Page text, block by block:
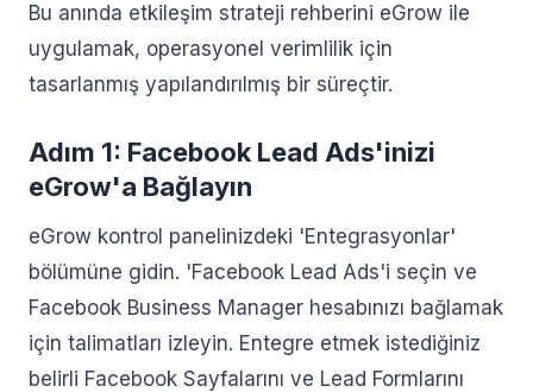
Bu anında etkileşim strateji rehberini eGrow ile
uygulamak, operasyonel verimlilik için
tasarlanmış yapılandırılmış bir süreçtir.
Adım 1: Facebook Lead Ads'inizi
eGrow'a Bağlayın
eGrow kontrol panelinizdeki 'Entegrasyonlar'
bölümüne gidin. 'Facebook Lead Ads'i seçin ve
Facebook Business Manager hesabınızı bağlamak
için talimatları izleyin. Entegre etmek istediğiniz
belirli Facebook Sayfalarını ve Lead Formlarını